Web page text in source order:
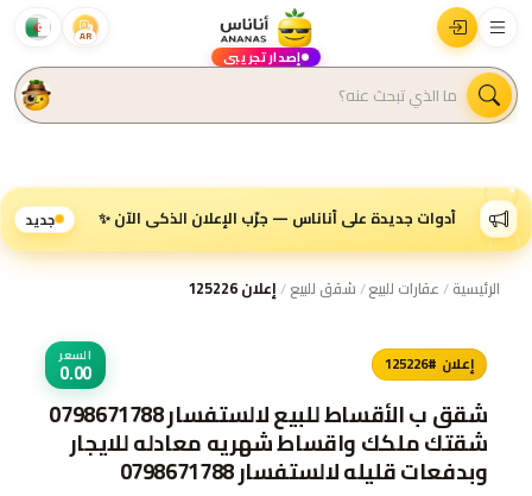
AR
إصدار تجريبي
أدوات جديدة على أناناس — جرّب الإعلان الذكي الآن ✨ جديد
الرئيسية/عقارات للبيع/شقق للبيع/إعلان 125226
إعلان #125226 السعر
0.00
شقق ب الأقساط للبيع لالستفسار 0798671788
شقتك ملكك واقساط شهريه معادله للايجار
وبدفعات قليله لالستفسار 0798671788